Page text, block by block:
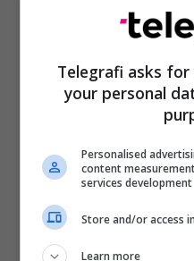
Promo
Telegrafi asks
your personal
Personalised
content
services development
Store and/or access
Learn more